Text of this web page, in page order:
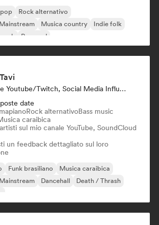
Rock alternativo
Musica country
Indie folk
Pop soul
Canale Youtube/Twitch, Social Media Influencer
date
Rock alternativoBass music
caraibica
sul mio canale YouTube, SoundCloud
un feedback dettagliato sul loro
Funk brasiliano
Musica caraibica
Dancehall
Death / Thrash